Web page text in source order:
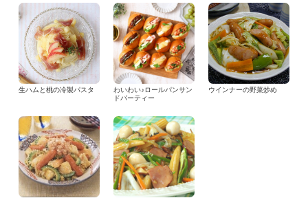
生ハムと桃の冷製パスタ
わいわい♪ロールパンサン
ドパーティー
ウインナーの野菜炒め